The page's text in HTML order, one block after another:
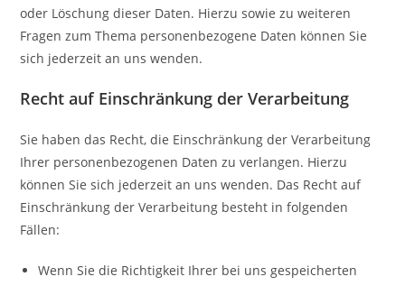
oder Löschung dieser Daten. Hierzu sowie zu weiteren
Fragen zum Thema personenbezogene Daten können Sie
sich jederzeit an uns wenden.
Recht auf Einschränkung der Verarbeitung
Sie haben das Recht, die Einschränkung der Verarbeitung
Ihrer personenbezogenen Daten zu verlangen. Hierzu
können Sie sich jederzeit an uns wenden. Das Recht auf
Einschränkung der Verarbeitung besteht in folgenden
Fällen:
Wenn Sie die Richtigkeit Ihrer bei uns gespeicherten